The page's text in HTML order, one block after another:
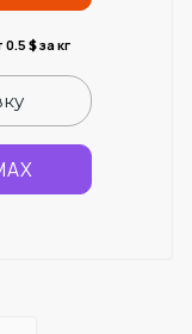
0.5 $за кг